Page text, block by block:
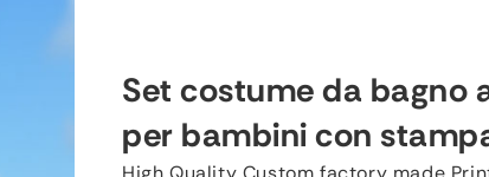
Set costume da bagno
per bambini con